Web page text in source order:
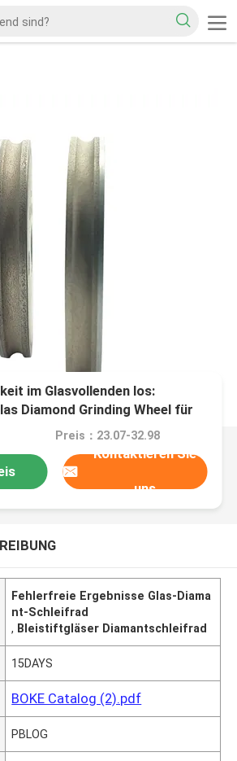
im Glasvollenden los:
Diamond Grinding Wheel für
Preis：23.07-32.98
Kontaktieren Sie
uns
Fehlerfreie Ergebnisse Glas-Diama
nt-Schleifrad
, Bleistiftgläser Diamantschleifrad
15DAYS
BOKE Catalog (2).pdf
PBLOG